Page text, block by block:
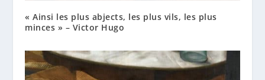
« Ainsi les plus abjects, les plus vils, les plus
minces » – Victor Hugo